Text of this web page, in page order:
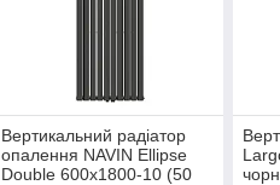
Вертикальний радіатор
опалення NAVIN Ellipse
Double 600х1800-10 (50